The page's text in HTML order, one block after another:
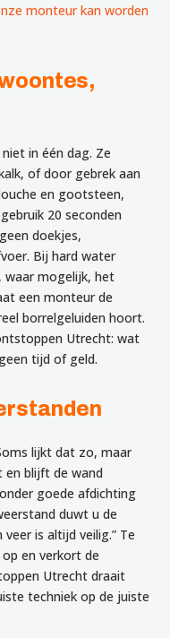
monteur kan worden
in één dag. Ze
of door gebrek aan
en gootsteen,
20 seconden
doekjes,
Bij hard water
waar mogelijk, het
een monteur de
borrelgeluiden hoort.
Utrecht: wat
tijd of geld.
lijkt dat zo, maar
en blijft de wand
goede afdichting
duwt u de
is altijd veilig.” Te
en verkort de
Utrecht draait
techniek op de juiste